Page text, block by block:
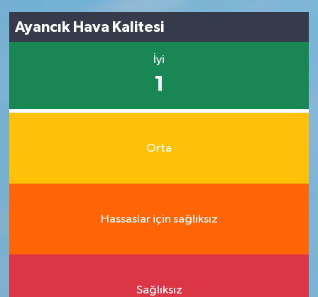
Ayancık Hava Kalitesi
İyi
1
Orta
Hassaslar için sağlıksız
Sağlıksız